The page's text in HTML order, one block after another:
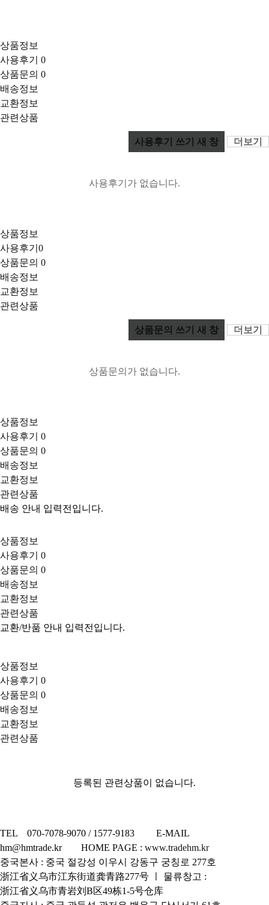
상품정보
사용후기 0
상품문의 0
배송정보
교환정보
관련상품
사용후기 쓰기 새 창 더보기
사용후기가 없습니다.
상품정보
사용후기 0
상품문의 0
배송정보
교환정보
관련상품
상품문의 쓰기 새 창 더보기
상품문의가 없습니다.
상품정보
사용후기 0
상품문의 0
배송정보
교환정보
관련상품
배송 안내 입력전입니다.
상품정보
사용후기 0
상품문의 0
배송정보
교환정보
관련상품
교환/반품 안내 입력전입니다.
상품정보
사용후기 0
상품문의 0
배송정보
교환정보
관련상품
등록된 관련상품이 없습니다.
TEL 070-7078-9070 / 1577-9183 E-MAIL
hm@hmtrade.kr HOME PAGE : www.tradehm.kr
중국본사 : 중국 절강성 이우시 강동구 궁칭로 277호
浙江省义乌市江东街道龚青路277号 ㅣ 물류창고 :
浙江省义乌市青岩刘B区49栋1-5号仓库